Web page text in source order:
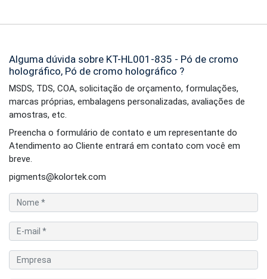
Alguma dúvida sobre KT-HL001-835 - Pó de cromo
holográfico, Pó de cromo holográfico ?
MSDS, TDS, COA, solicitação de orçamento, formulações,
marcas próprias, embalagens personalizadas, avaliações de
amostras, etc.
Preencha o formulário de contato e um representante do
Atendimento ao Cliente entrará em contato com você em
breve.
pigments@kolortek.com